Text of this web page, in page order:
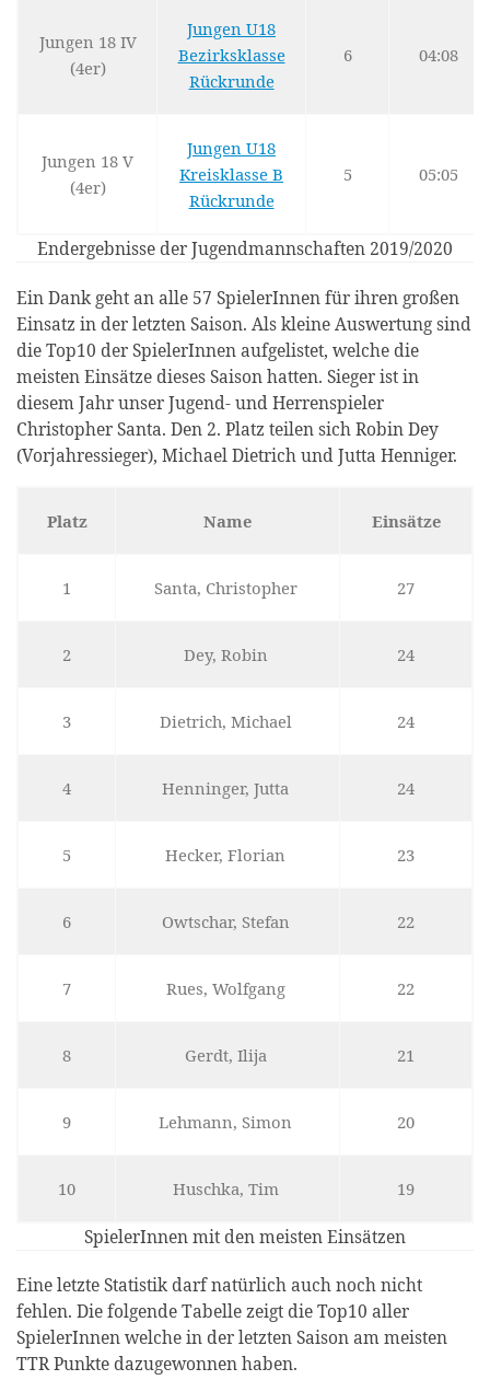
Jungen 18 IV
(4er)
Jungen U18
Bezirksklasse
Rückrunde
6 04:08
Jungen 18 V
(4er)
Jungen U18
Kreisklasse B
Rückrunde
5 05:05
Endergebnisse der Jugendmannschaften 2019/2020
Ein Dank geht an alle 57 SpielerInnen für ihren großen
Einsatz in der letzten Saison. Als kleine Auswertung sind
die Top10 der SpielerInnen aufgelistet, welche die
meisten Einsätze dieses Saison hatten. Sieger ist in
diesem Jahr unser Jugend- und Herrenspieler
Christopher Santa. Den 2. Platz teilen sich Robin Dey
(Vorjahressieger), Michael Dietrich und Jutta Henniger.
Platz Name Einsätze
1 Santa, Christopher 27
2 Dey, Robin 24
3 Dietrich, Michael 24
4 Henninger, Jutta 24
5 Hecker, Florian 23
6 Owtschar, Stefan 22
7 Rues, Wolfgang 22
8 Gerdt, Ilija 21
9 Lehmann, Simon 20
10 Huschka, Tim 19
SpielerInnen mit den meisten Einsätzen
Eine letzte Statistik darf natürlich auch noch nicht
fehlen. Die folgende Tabelle zeigt die Top10 aller
SpielerInnen welche in der letzten Saison am meisten
TTR Punkte dazugewonnen haben.